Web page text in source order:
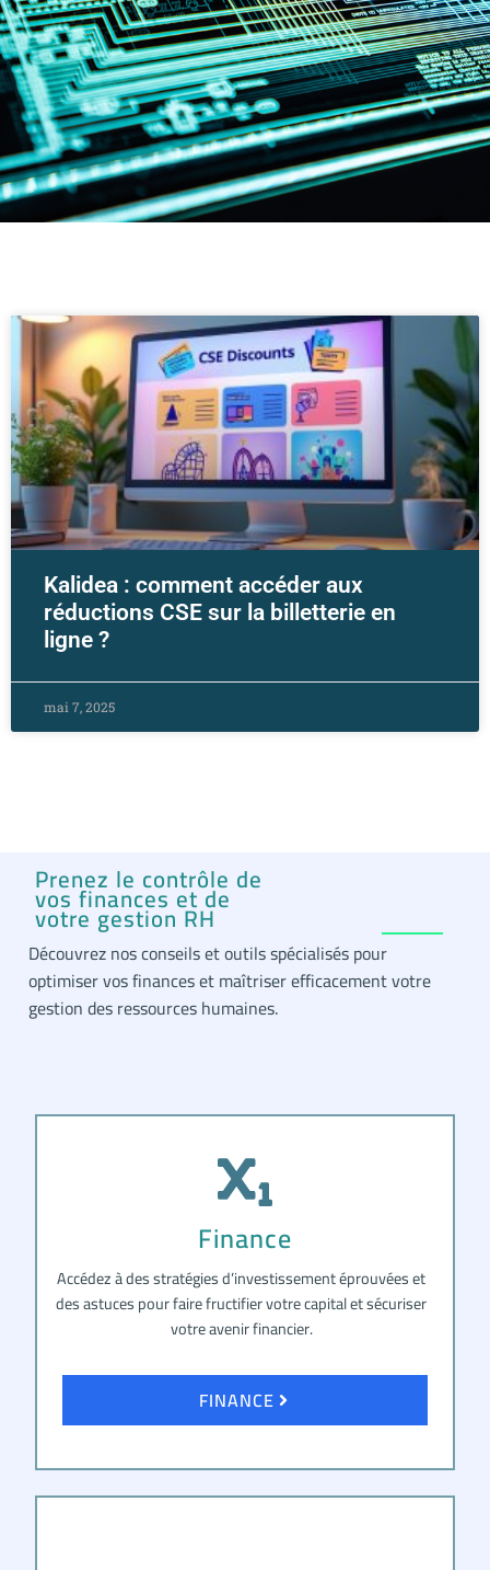
Kalidea : comment accéder aux
réductions CSE sur la billetterie en
ligne ?
mai 7, 2025
Prenez le contrôle de
vos finances et de
votre gestion RH
Découvrez nos conseils et outils spécialisés pour
optimiser vos finances et maîtriser efficacement votre
gestion des ressources humaines.
Finance
Accédez à des stratégies d’investissement éprouvées et
des astuces pour faire fructifier votre capital et sécuriser
votre avenir financier.
FINANCE